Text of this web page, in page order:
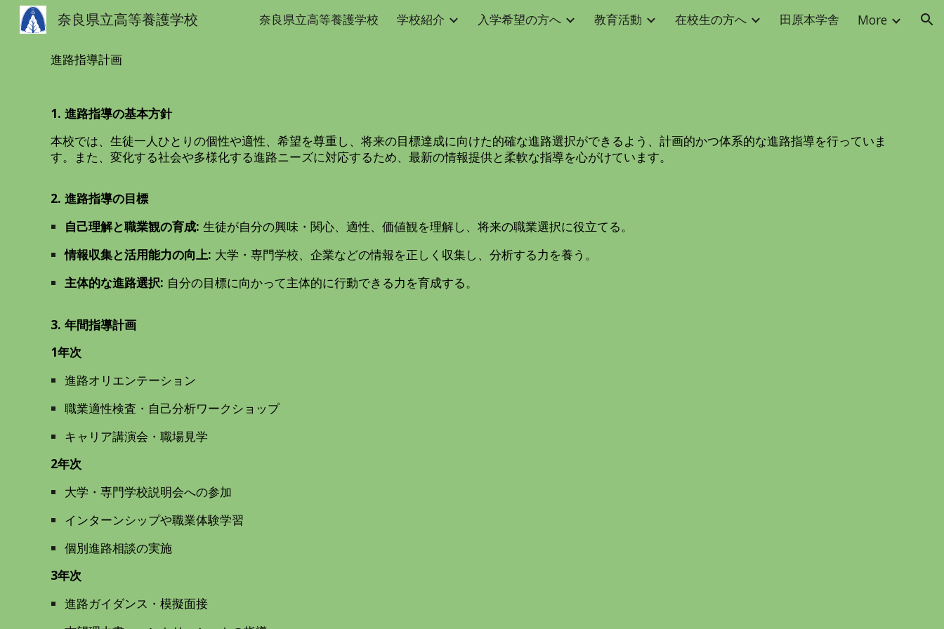
Skip to main content Skip to navigation
奈良県立高等養護学校 奈良県立高等養護学校 学校紹介 入学希望の方へ 教育活動 在校生の方へ 田原本学舎 More
進路指導計画
1. 進路指導の基本方針
本校では、生徒一人ひとりの個性や適性、希望を尊重し、将来の目標達成に向けた的確な進路選択ができるよう、計画的かつ体系的な進路指導を行っていま
す。また、変化する社会や多様化する進路ニーズに対応するため、最新の情報提供と柔軟な指導を心がけています。
2. 進路指導の目標
自己理解と職業観の育成: 生徒が自分の興味・関心、適性、価値観を理解し、将来の職業選択に役立てる。
情報収集と活用能力の向上: 大学・専門学校、企業などの情報を正しく収集し、分析する力を養う。
主体的な進路選択: 自分の目標に向かって主体的に行動できる力を育成する。
3. 年間指導計画
1年次
進路オリエンテーション
職業適性検査・自己分析ワークショップ
キャリア講演会・職場見学
2年次
大学・専門学校説明会への参加
インターンシップや職業体験学習
個別進路相談の実施
3年次
進路ガイダンス・模擬面接